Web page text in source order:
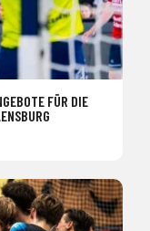
FÜR DIE